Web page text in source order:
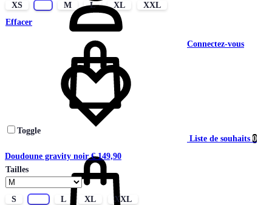
Connectez-vous
Liste de souhaits 0
XS M L XL
XXL
Effacer
Toggle
Doudoune gravity noir€149,90
Tailles
S L XL
XXL